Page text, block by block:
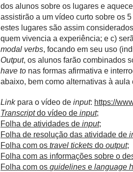
dos alunos sobre os lugares e
assistirão a um vídeo curto sobre os
estes lugares são assim
quem vivencia a experiência; e c)
modal verbs, focando em seu uso
Output, os alunos farão combinados
have to nas formas afirmativa e
abaixo, bem como alternativas à aula
Linkpara o vídeo de input: https://
Transcriptdo vídeo de input;
Folha de atividades de input;
Folha de resolução das atividade de
Folha com os travel tickets do output;
Folha com as informações sobre o
Folha com os guidelines e language